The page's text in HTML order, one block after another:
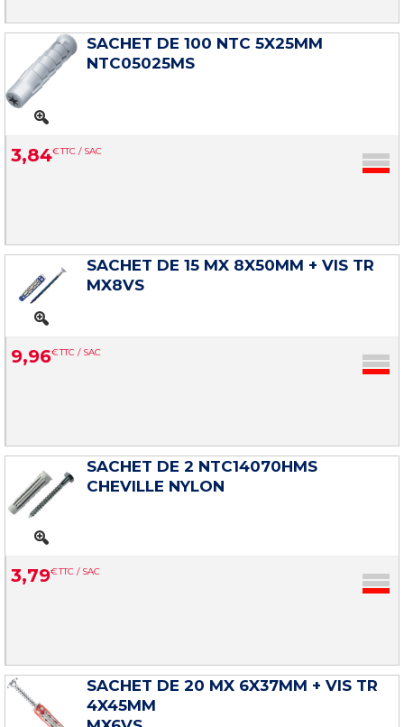
SACHET DE 100 NTC 5X25MM
NTC05025MS
3,84€TTC / SAC
SACHET DE 15 MX 8X50MM + VIS TR
MX8VS
9,96€TTC / SAC
SACHET DE 2 NTC14070HMS
CHEVILLE NYLON
3,79€TTC / SAC
SACHET DE 20 MX 6X37MM + VIS TR
4X45MM